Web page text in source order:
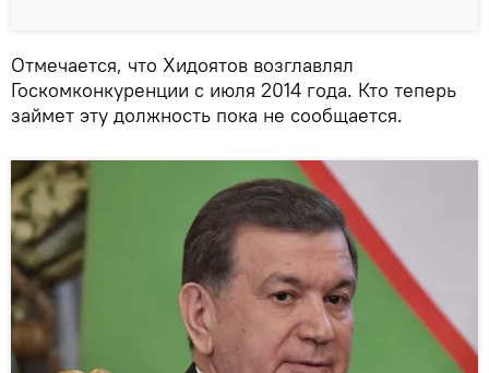
Отмечается, что Хидоятов возглавлял
Госкомконкуренции с июля 2014 года. Кто теперь
займет эту должность пока не сообщается.